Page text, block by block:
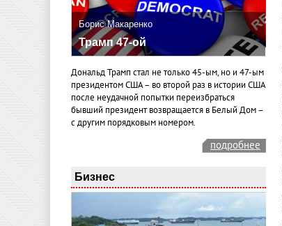
Борис Макаренко
Трамп 47-ой
Дональд Трамп стал не только 45-ым, но и 47-ым
президентом США – во второй раз в истории США
после неудачной попытки переизбраться
бывший президент возвращается в Белый Дом –
с другим порядковым номером.
подробнее
Бизнес